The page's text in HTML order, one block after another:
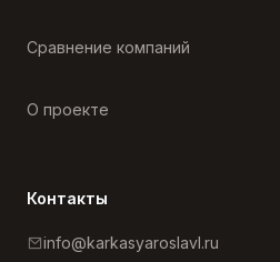
Сравнение компаний
О проекте
Контакты
info@karkasyaroslavl.ru